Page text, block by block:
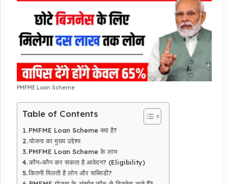
PMFME Loan Scheme
Table of Contents
PMFME Loan Scheme क्या है?
योजना का मुख्य उद्देश्य
PMFME Loan Scheme के लाभ
कौन-कौन कर सकता है आवेदन? (Eligibility)
कितनी मिलती है लोन और सब्सिडी?